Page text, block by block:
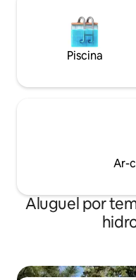
Piscina
Ar-
Aluguel por